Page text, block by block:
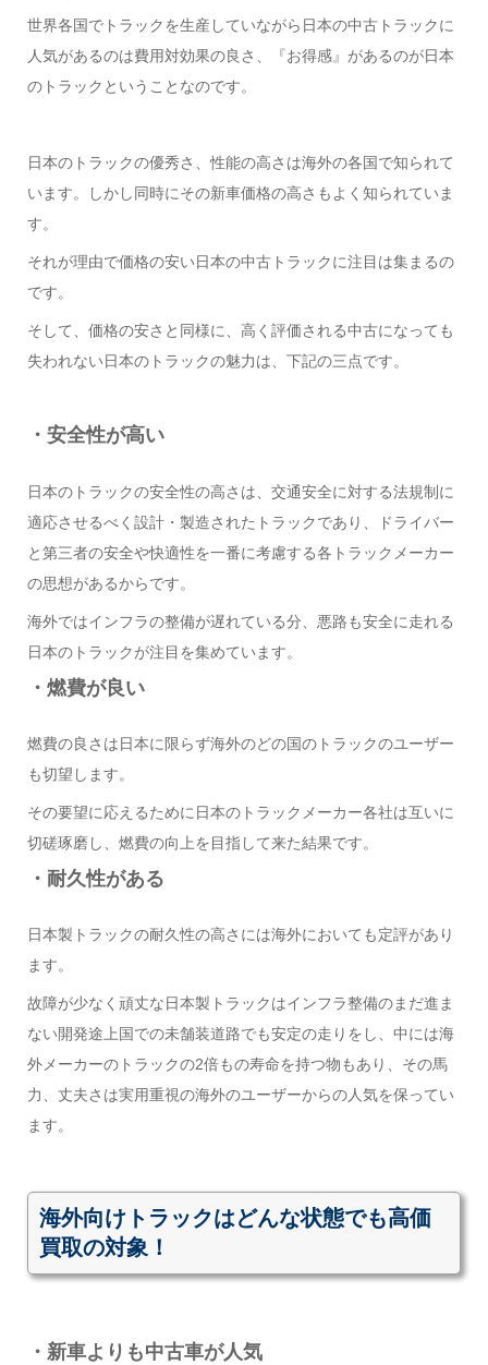
世界各国でトラックを生産していながら日本の中古トラックに
人気があるのは費用対効果の良さ、『お得感』があるのが日本
のトラックということなのです。
日本のトラックの優秀さ、性能の高さは海外の各国で知られて
います。しかし同時にその新車価格の高さもよく知られていま
す。
それが理由で価格の安い日本の中古トラックに注目は集まるの
です。
そして、価格の安さと同様に、高く評価される中古になっても
失われない日本のトラックの魅力は、下記の三点です。
・安全性が高い
日本のトラックの安全性の高さは、交通安全に対する法規制に
適応させるべく設計・製造されたトラックであり、ドライバー
と第三者の安全や快適性を一番に考慮する各トラックメーカー
の思想があるからです。
海外ではインフラの整備が遅れている分、悪路も安全に走れる
日本のトラックが注目を集めています。
・燃費が良い
燃費の良さは日本に限らず海外のどの国のトラックのユーザー
も切望します。
その要望に応えるために日本のトラックメーカー各社は互いに
切磋琢磨し、燃費の向上を目指して来た結果です。
・耐久性がある
日本製トラックの耐久性の高さには海外においても定評があり
ます。
故障が少なく頑丈な日本製トラックはインフラ整備のまだ進ま
ない開発途上国での未舗装道路でも安定の走りをし、中には海
外メーカーのトラックの2倍もの寿命を持つ物もあり、その馬
力、丈夫さは実用重視の海外のユーザーからの人気を保ってい
ます。
海外向けトラックはどんな状態でも高価
買取の対象！
・新車よりも中古車が人気